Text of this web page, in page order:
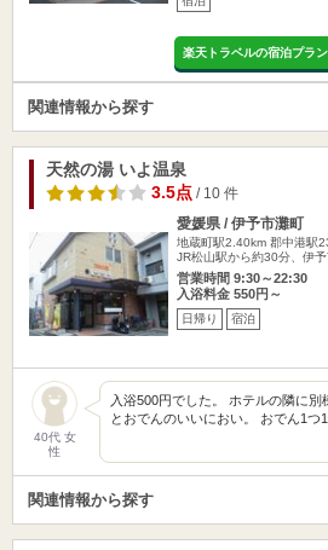
楽天トラベルの宿泊プラ
関連情報から探す
天然の湯 いよ温泉
3.5点/ 10 件
愛媛県 / 伊予市灘町
地蔵町駅2.40km 郡中港駅
JR松山駅から約30分、伊
営業時間 9:30～22:30
入浴料金 550円～
日帰り 宿泊
40代 女
性
入浴500円でした。 ホテルの隣に
とおでんのいいにおい。 おでん1つ
関連情報から探す